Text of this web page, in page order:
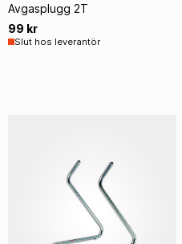
Avgasplugg 2T
99 kr
Slut hos leverantör